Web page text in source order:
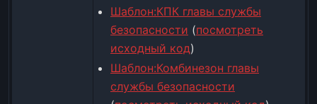
Шаблон:КПК главы службы
безопасности (посмотреть
исходный код)
Шаблон:Комбинезон главы
службы безопасности